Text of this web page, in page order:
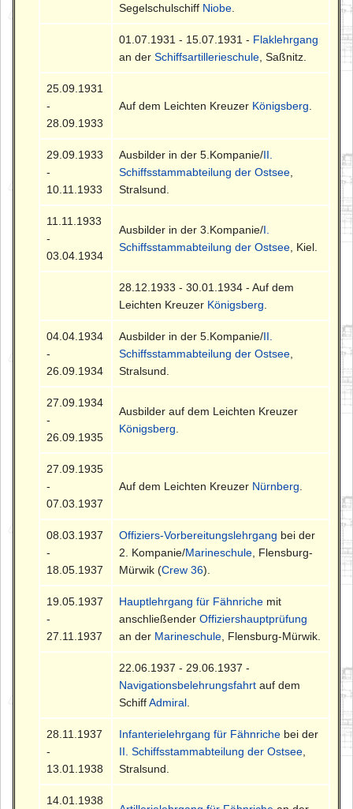
Segelschulschiff Niobe
01.07.1931 - 15.07.1931 - Flaklehrgang
an derSchiffsartillerieschule , Saßnitz.
25.09.1931
-
28.09.1933
Auf dem Leichten Kreuzer Königsberg
29.09.1933
-
10.11.1933
Ausbilder in der 5.Kompanie/II.
Schiffsstammabteilung der Ostsee
Stralsund.
11.11.1933
-
03.04.1934
Ausbilder in der 3.Kompanie/I.
Schiffsstammabteilung der Ostsee , Kiel.
28.12.1933 - 30.01.1934 - Auf dem
Leichten Kreuzer Königsberg
04.04.1934
-
26.09.1934
Ausbilder in der 5.Kompanie/II.
Schiffsstammabteilung der Ostsee
Stralsund.
27.09.1934
-
26.09.1935
Ausbilder auf dem Leichten Kreuzer
Königsberg
27.09.1935
-
07.03.1937
Auf dem Leichten Kreuzer Nürnberg
08.03.1937
-
18.05.1937
Offiziers-Vorbereitungslehrgang bei der
2. Kompanie/Marineschule , Flensburg-
Mürwik (Crew 36).
19.05.1937
-
27.11.1937
Hauptlehrgang für Fähnriche mit
anschließenderOffiziershauptprüfung
an der Marineschule , Flensburg-Mürwik.
22.06.1937 - 29.06.1937 -
Navigationsbelehrungsfahrt auf dem
SchiffAdmiral
28.11.1937
-
13.01.1938
Infanterielehrgang für Fähnriche bei der
II. Schiffsstammabteilung der Ostsee
Stralsund.
14.01.1938